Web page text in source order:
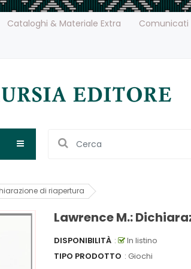
Cataloghi & Materiale Extra
Comunicati
di riapertura
Lawrence M.:
DISPONIBILITÀ :
In listino
TIPO PRODOTTO : Giochi